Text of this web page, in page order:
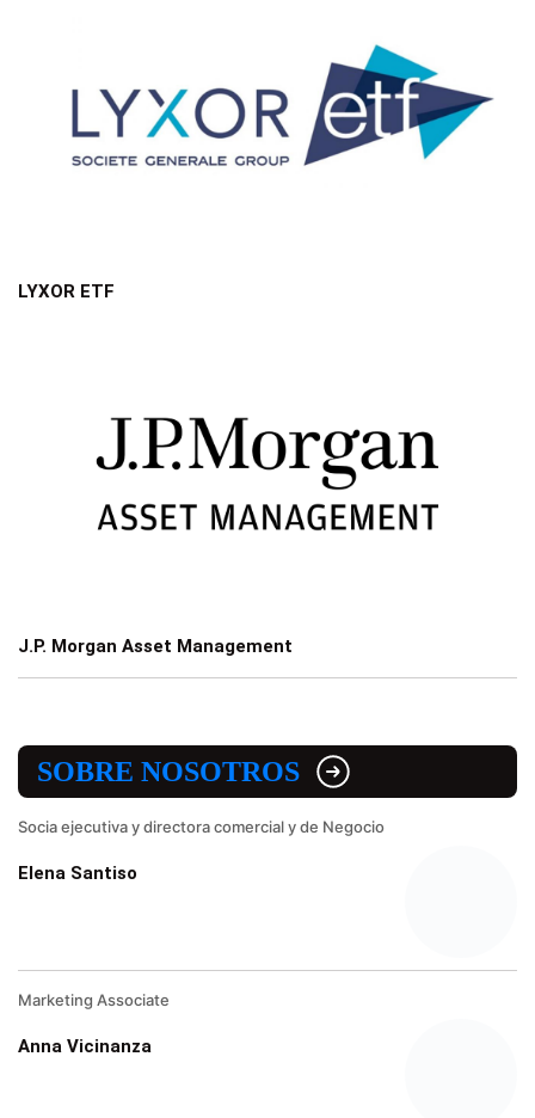
LYXOR ETF
J.P. Morgan Asset Management
SOBRE NOSOTROS
Socia ejecutiva y directora comercial y de Negocio
Elena Santiso
Marketing Associate
Anna Vicinanza